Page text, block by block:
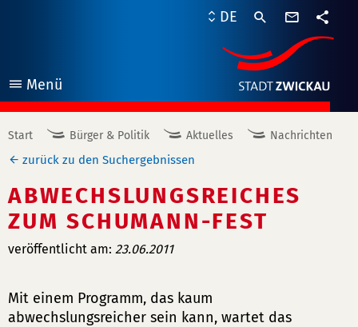
Menü
öffnen
DE
Start Bürger & Politik Aktuelles Nachrichten
zurück zu den Suchergebnissen
ABWECHSLUNGSREICHES
ZUM SCHUMANN-FEST
veröffentlicht am: 23.06.2011
Mit einem Programm, das kaum
abwechslungsreicher sein kann, wartet das